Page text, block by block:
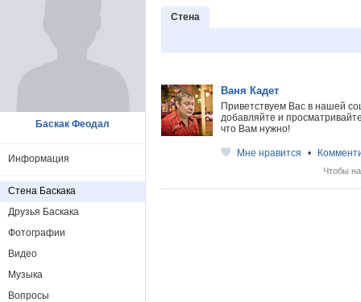
Стена
Ваня Кадет
Приветствуем Вас в нашей
добавляйте и
что Вам нужно!
Мне нравится •
Чтобы
Баскак Феодал
Информация
Стена Баскака
Друзья Баскака
Фотографии
Видео
Музыка
Вопросы